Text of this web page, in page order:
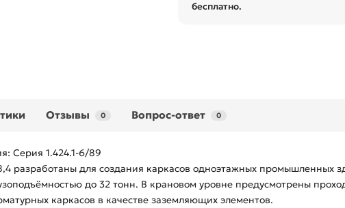
бесплатно.
Отзывы 0 Вопрос-ответ 0
Серия 1.424.1-6/89
разработаны для создания каркасов одноэтажных промышленных
до 32 тонн. В крановом уровне предусмотрены
каркасов в качестве заземляющих элементов.